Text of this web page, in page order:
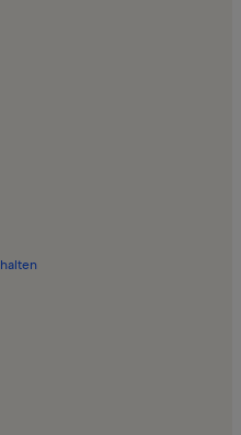
Barbian
in Kastelruth
Kastelruth